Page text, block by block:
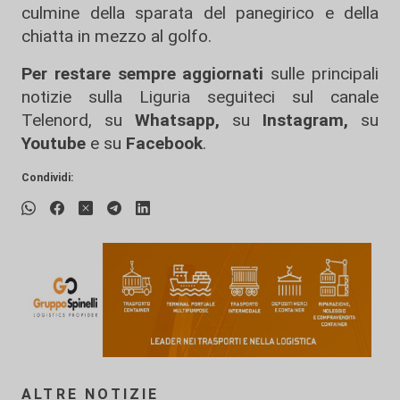
culmine della sparata del panegirico e della
chiatta in mezzo al golfo.
Per restare sempre aggiornati sulle principali
notizie sulla Liguria seguiteci sul canale
Telenord, su
Whatsapp, su Instagram, su
Youtube e su Facebook.
Condividi:
ALTRE NOTIZIE